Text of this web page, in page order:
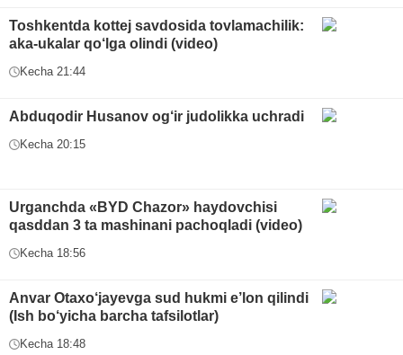
Toshkentda kottej savdosida tovlamachilik:
aka-ukalar qo‘lga olindi (video)
Kecha 21:44
Abduqodir Husanov og‘ir judolikka uchradi
Kecha 20:15
Urganchda «BYD Chazor» haydovchisi
qasddan 3 ta mashinani pachoqladi (video)
Kecha 18:56
Anvar Otaxo‘jayevga sud hukmi e’lon qilindi
(Ish bo‘yicha barcha tafsilotlar)
Kecha 18:48